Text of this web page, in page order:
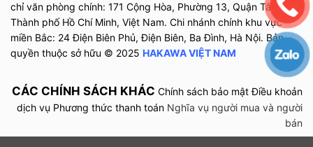
chỉ văn phòng chính: 171 Cộng Hòa, Phường 13, Quận Tân Bình,
Thành phố Hồ Chí Minh, Việt Nam. Chi nhánh chính khu vực
miền Bắc: 24 Điện Biên Phủ, Điện Biên, Ba Đình, Hà Nội. Bản
quyền thuộc sở hữu © 2025 HAKAWA VIỆT NAM
CÁC CHÍNH SÁCH KHÁC Chính sách bảo mật Điều khoản
dịch vụ Phương thức thanh toán Nghĩa vụ người mua và người
bán